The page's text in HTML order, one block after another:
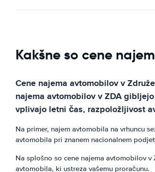
Kakšne so cene
Cene najema avtomobilov v
najema avtomobilov v ZDA
vplivajo letni čas, razpoložljivost
Na primer, najem avtomobila na vrhuncu
avtomobila pri znanem nacionalnem
Na splošno so cene najema avtomobilov
avtomobila, ki ustreza vašemu proračunu.